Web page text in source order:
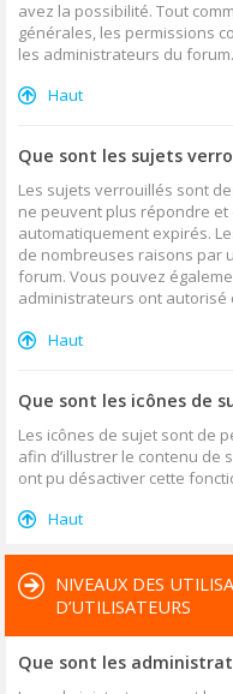
avez la possibilité. Tout
générales, les permissions
les administrateurs du forum.
Haut
Que sont les sujets
Les sujets verrouillés sont
ne peuvent plus répondre
automatiquement expirés.
de nombreuses raisons par
forum. Vous pouvez
administrateurs ont autorisé
Haut
Que sont les icônes de
Les icônes de sujet sont de
afin d’illustrer le contenu de
ont pu désactiver cette
Haut
NIVEAUX DES
D’UTILISATEURS
Que sont les